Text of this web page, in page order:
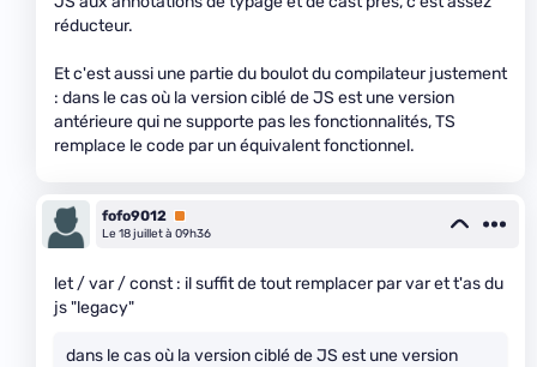
réducteur.
Et c'est aussi une partie du boulot du compilateur justement
: dans le cas où la version ciblé de JS est une version
antérieure qui ne supporte pas les fonctionnalités, TS
remplace le code par un équivalent fonctionnel.
fofo9012 Premium
Le 18 juillet à 09h36
let / var / const : il suffit de tout remplacer par var et t'as du
js "legacy"
dans le cas où la version ciblé de JS est une version